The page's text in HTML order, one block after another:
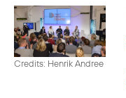
Credits: Henrik Andree